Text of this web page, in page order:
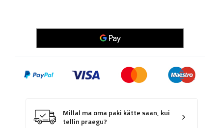
Millal ma oma paki kätte saan, kui
tellin praegu?